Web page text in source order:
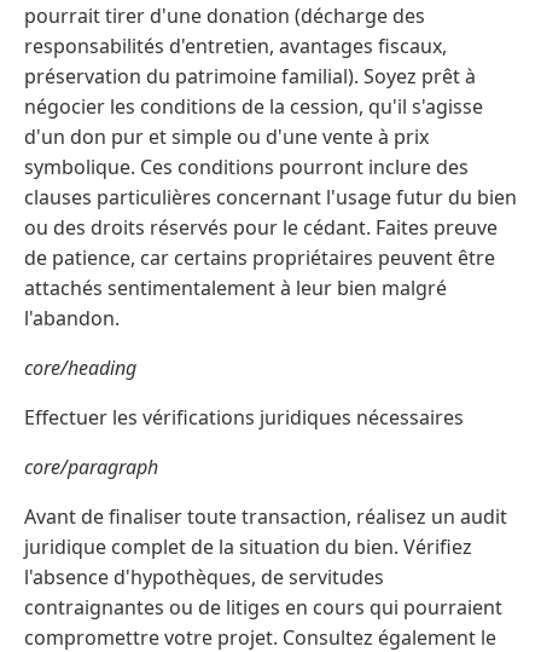
pourrait tirer d'une donation (décharge des
responsabilités d'entretien, avantages fiscaux,
préservation du patrimoine familial). Soyez prêt à
négocier les conditions de la cession, qu'il s'agisse
d'un don pur et simple ou d'une vente à prix
symbolique. Ces conditions pourront inclure des
clauses particulières concernant l'usage futur du bien
ou des droits réservés pour le cédant. Faites preuve
de patience, car certains propriétaires peuvent être
attachés sentimentalement à leur bien malgré
l'abandon.
core/heading
Effectuer les vérifications juridiques nécessaires
core/paragraph
Avant de finaliser toute transaction, réalisez un audit
juridique complet de la situation du bien. Vérifiez
l'absence d'hypothèques, de servitudes
contraignantes ou de litiges en cours qui pourraient
compromettre votre projet. Consultez également le